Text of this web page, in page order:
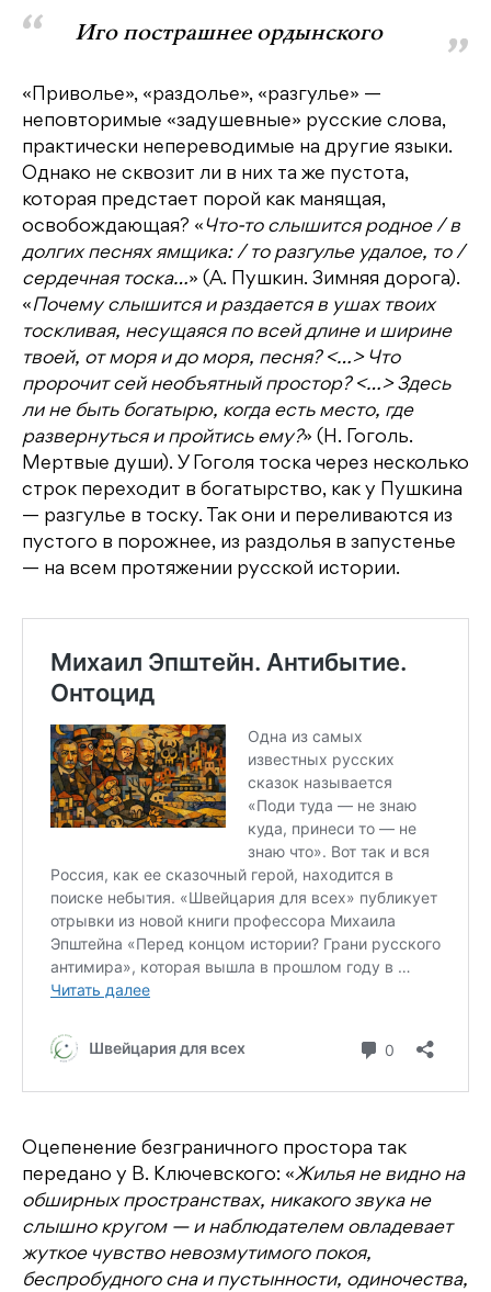
Иго пострашнее ордынского
«Приволье», «раздолье», «разгулье» —
неповторимые «задушевные» русские слова,
практически непереводимые на другие языки.
Однако не сквозит ли в них та же пустота,
которая предстает порой как манящая,
освобождающая? «Что-то слышится родное / в
долгих песнях ямщика: / то разгулье удалое, то /
сердечная тоска…» (А. Пушкин. Зимняя дорога).
«Почему слышится и раздается в ушах твоих
тоскливая, несущаяся по всей длине и ширине
твоей, от моря и до моря, песня? <…> Что
пророчит сей необъятный простор? <…> Здесь
ли не быть богатырю, когда есть место, где
развернуться и пройтись ему?» (Н. Гоголь.
Мертвые души). У Гоголя тоска через несколько
строк переходит в богатырство, как у Пушкина
— разгулье в тоску. Так они и переливаются из
пустого в порожнее, из раздолья в запустенье
— на всем протяжении русской истории.
Оцепенение безграничного простора так
передано у В. Ключевского: «Жилья не видно на
обширных пространствах, никакого звука не
слышно кругом — и наблюдателем овладевает
жуткое чувство невозмутимого покоя,
беспробудного сна и пустынности, одиночества,